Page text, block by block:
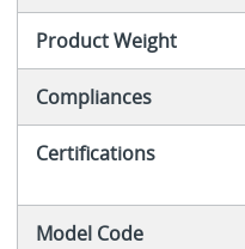
Product Weight
Compliances
Certifications
Model Code